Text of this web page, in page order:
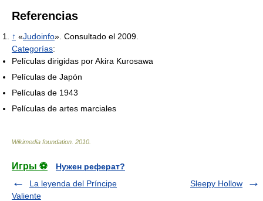
Referencias
↑ «Judoinfo». Consultado el 2009.
Categorías:
Películas dirigidas por Akira Kurosawa
Películas de Japón
Películas de 1943
Películas de artes marciales
Wikimedia foundation 2010
Игры ⚽
Нужен реферат?
La leyenda del Príncipe
Valiente
Sleepy Hollow